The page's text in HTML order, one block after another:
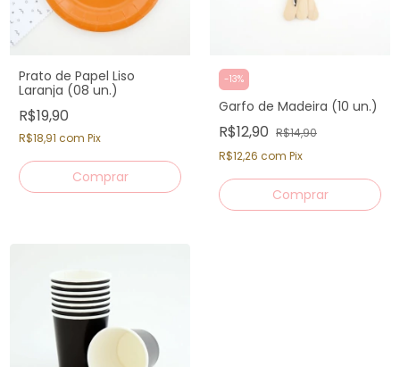
Prato de Papel Liso
Laranja (08 un.)
R$19,90
R$18,91 com Pix
-13%
Garfo de Madeira (10 un.)
R$12,90 R$14,90
R$12,26 com Pix